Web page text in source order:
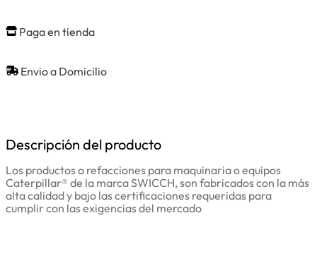
Paga en tienda
Envio a Domicilio
Descripción del producto
Los productos o refacciones para maquinaria o equipos
Caterpillar® de la marca SWICCH, son fabricados con la más
alta calidad y bajo las certificaciones requeridas para
cumplir con las exigencias del mercado